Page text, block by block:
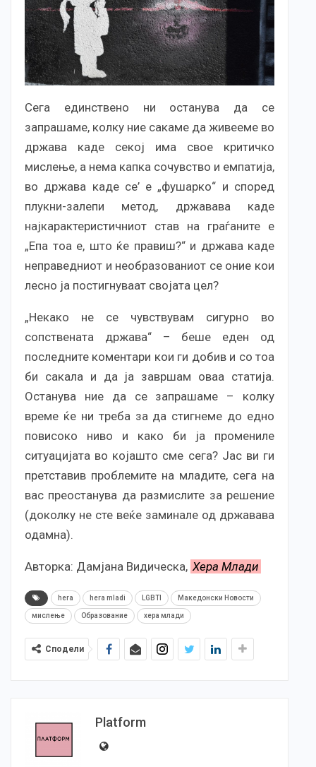
Сега единствено ни останува да се
запрашаме, колку ние сакаме да живееме во
држава каде секој има свое критичко
мислење, а нема капка сочувство и емпатија,
во држава каде се’ е „фушарко“ и според
плукни-залепи метод, државава каде
најкарактеристичниот став на граѓаните е
„Епа тоа е, што ќе правиш?“ и држава каде
неправедниот и необразованиот се оние кои
лесно ја постигнуваат својата цел?
„Некако не се чувствувам сигурно во
сопствената држава“ – беше еден од
последните коментари кои ги добив и со тоа
би сакала и да ја завршам оваа статија.
Останува ние да се запрашаме – колку
време ќе ни треба за да стигнеме до едно
повисоко ниво и како би ја промениле
ситуацијата во којашто сме сега? Јас ви ги
претставив проблемите на младите, сега на
вас преостанува да размислите за решение
(доколку не сте веќе заминале од државава
одамна).
Авторка: Дамјана Видическа, Хера Млади
hera hera mladi LGBTI Македонски Новости
мислење Образование хера млади
Сподели
Platform